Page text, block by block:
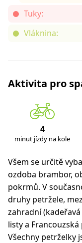
Tuky:
Vláknina:
Aktivita pro
4
minut jízdy na kole
Všem se určitě
ozdoba brambor,
pokrmů. V
druhy petržele,
zahradní
listy a
Všechny petrželky